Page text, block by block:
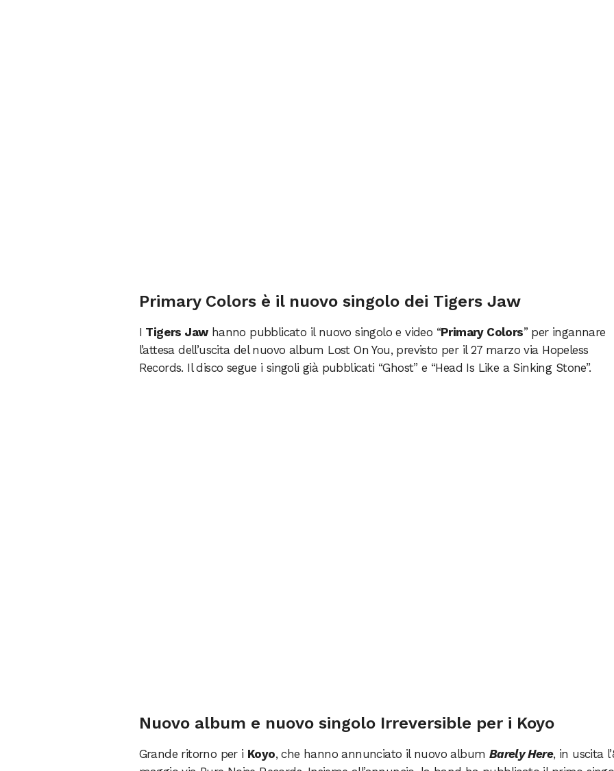
Primary Colors è il nuovo singolo dei Tigers Jaw
I Tigers Jawhanno pubblicato il nuovo singolo e video “Primary Colors” per ingannare
l’attesa dell’uscita del nuovo album Lost On You, previsto per il 27 marzo via Hopeless
Records. Il disco segue i singoli già pubblicati “Ghost” e “Head Is Like a Sinking Stone”.
Nuovo album e nuovo singolo Irreversible per i Koyo
Grande ritorno per i Koyo, che hanno annunciato il nuovo album Barely Here, in uscita